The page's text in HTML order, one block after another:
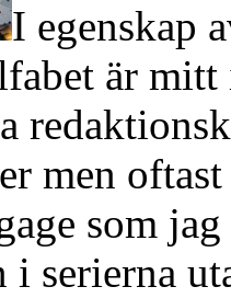
I egenskap
är
men
som
i serierna